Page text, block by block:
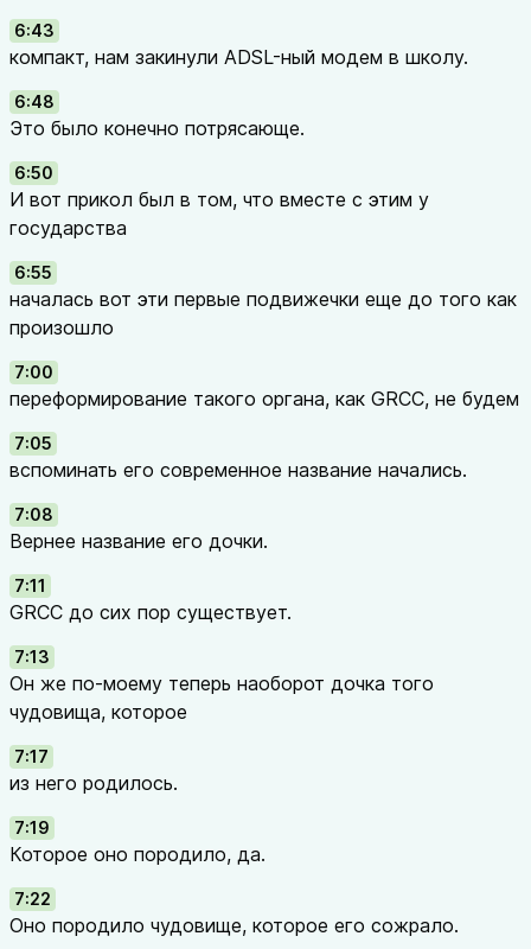
6:43
компакт, нам закинули ADSL-ный модем в школу.
6:48
Это было конечно потрясающе.
6:50
И вот прикол был в том, что вместе с этим у
государства
6:55
началась вот эти первые подвижечки еще до того как
произошло
7:00
переформирование такого органа, как GRCC, не будем
7:05
вспоминать его современное название начались.
7:08
Вернее название его дочки.
7:11
GRCC до сих пор существует.
7:13
Он же по-моему теперь наоборот дочка того
чудовища, которое
7:17
из него родилось.
7:19
Которое оно породило, да.
7:22
Оно породило чудовище, которое его сожрало.